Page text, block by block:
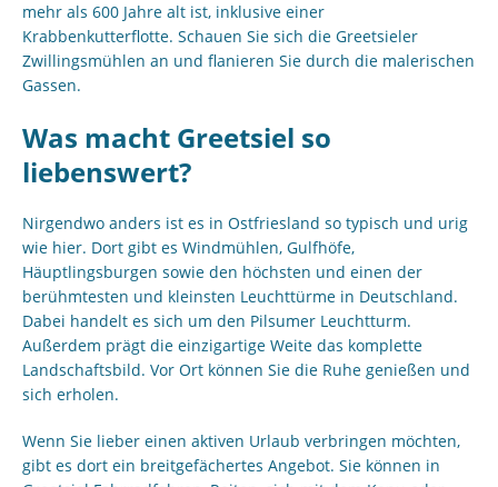
mehr als 600 Jahre alt ist, inklusive einer
Krabbenkutterflotte. Schauen Sie sich die Greetsieler
Zwillingsmühlen an und flanieren Sie durch die malerischen
Gassen.
Was macht Greetsiel so
liebenswert?
Nirgendwo anders ist es in Ostfriesland so typisch und urig
wie hier. Dort gibt es Windmühlen, Gulfhöfe,
Häuptlingsburgen sowie den höchsten und einen der
berühmtesten und kleinsten Leuchttürme in Deutschland.
Dabei handelt es sich um den Pilsumer Leuchtturm.
Außerdem prägt die einzigartige Weite das komplette
Landschaftsbild. Vor Ort können Sie die Ruhe genießen und
sich erholen.
Wenn Sie lieber einen aktiven Urlaub verbringen möchten,
gibt es dort ein breitgefächertes Angebot. Sie können in